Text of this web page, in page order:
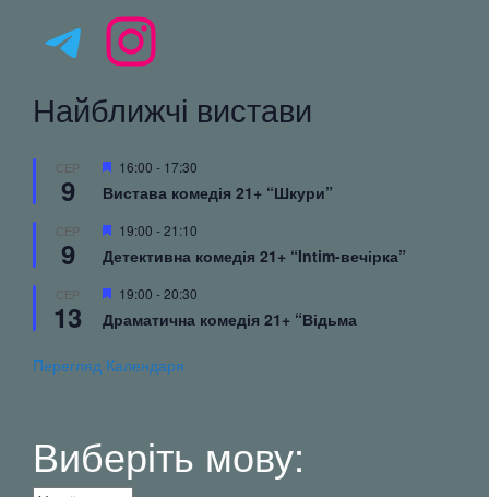
Telegram
Instagram
Найближчі вистави
СЕР
9
Вибрані
16:00 - 17:30
Вистава комедія 21+ “Шкури”
СЕР
9
Вибрані
19:00 -21:10
Детективна комедія 21+ “Intim-вечірка”
СЕР
13
Вибрані
19:00 -20:30
Драматична комедія 21+ “Відьма
Перегляд Календаря
Виберіть мову: